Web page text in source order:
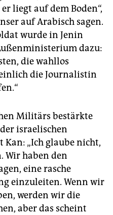
liegt auf dem Boden“,
auf Arabisch sagen.
wurde in Jenin
dazu:
die wahllos
die Journalistin
Militärs bestärkte
israelischen
„Ich glaube nicht,
Wir haben den
eine rasche
einzuleiten. Wenn wir
werden wir die
aber das scheint